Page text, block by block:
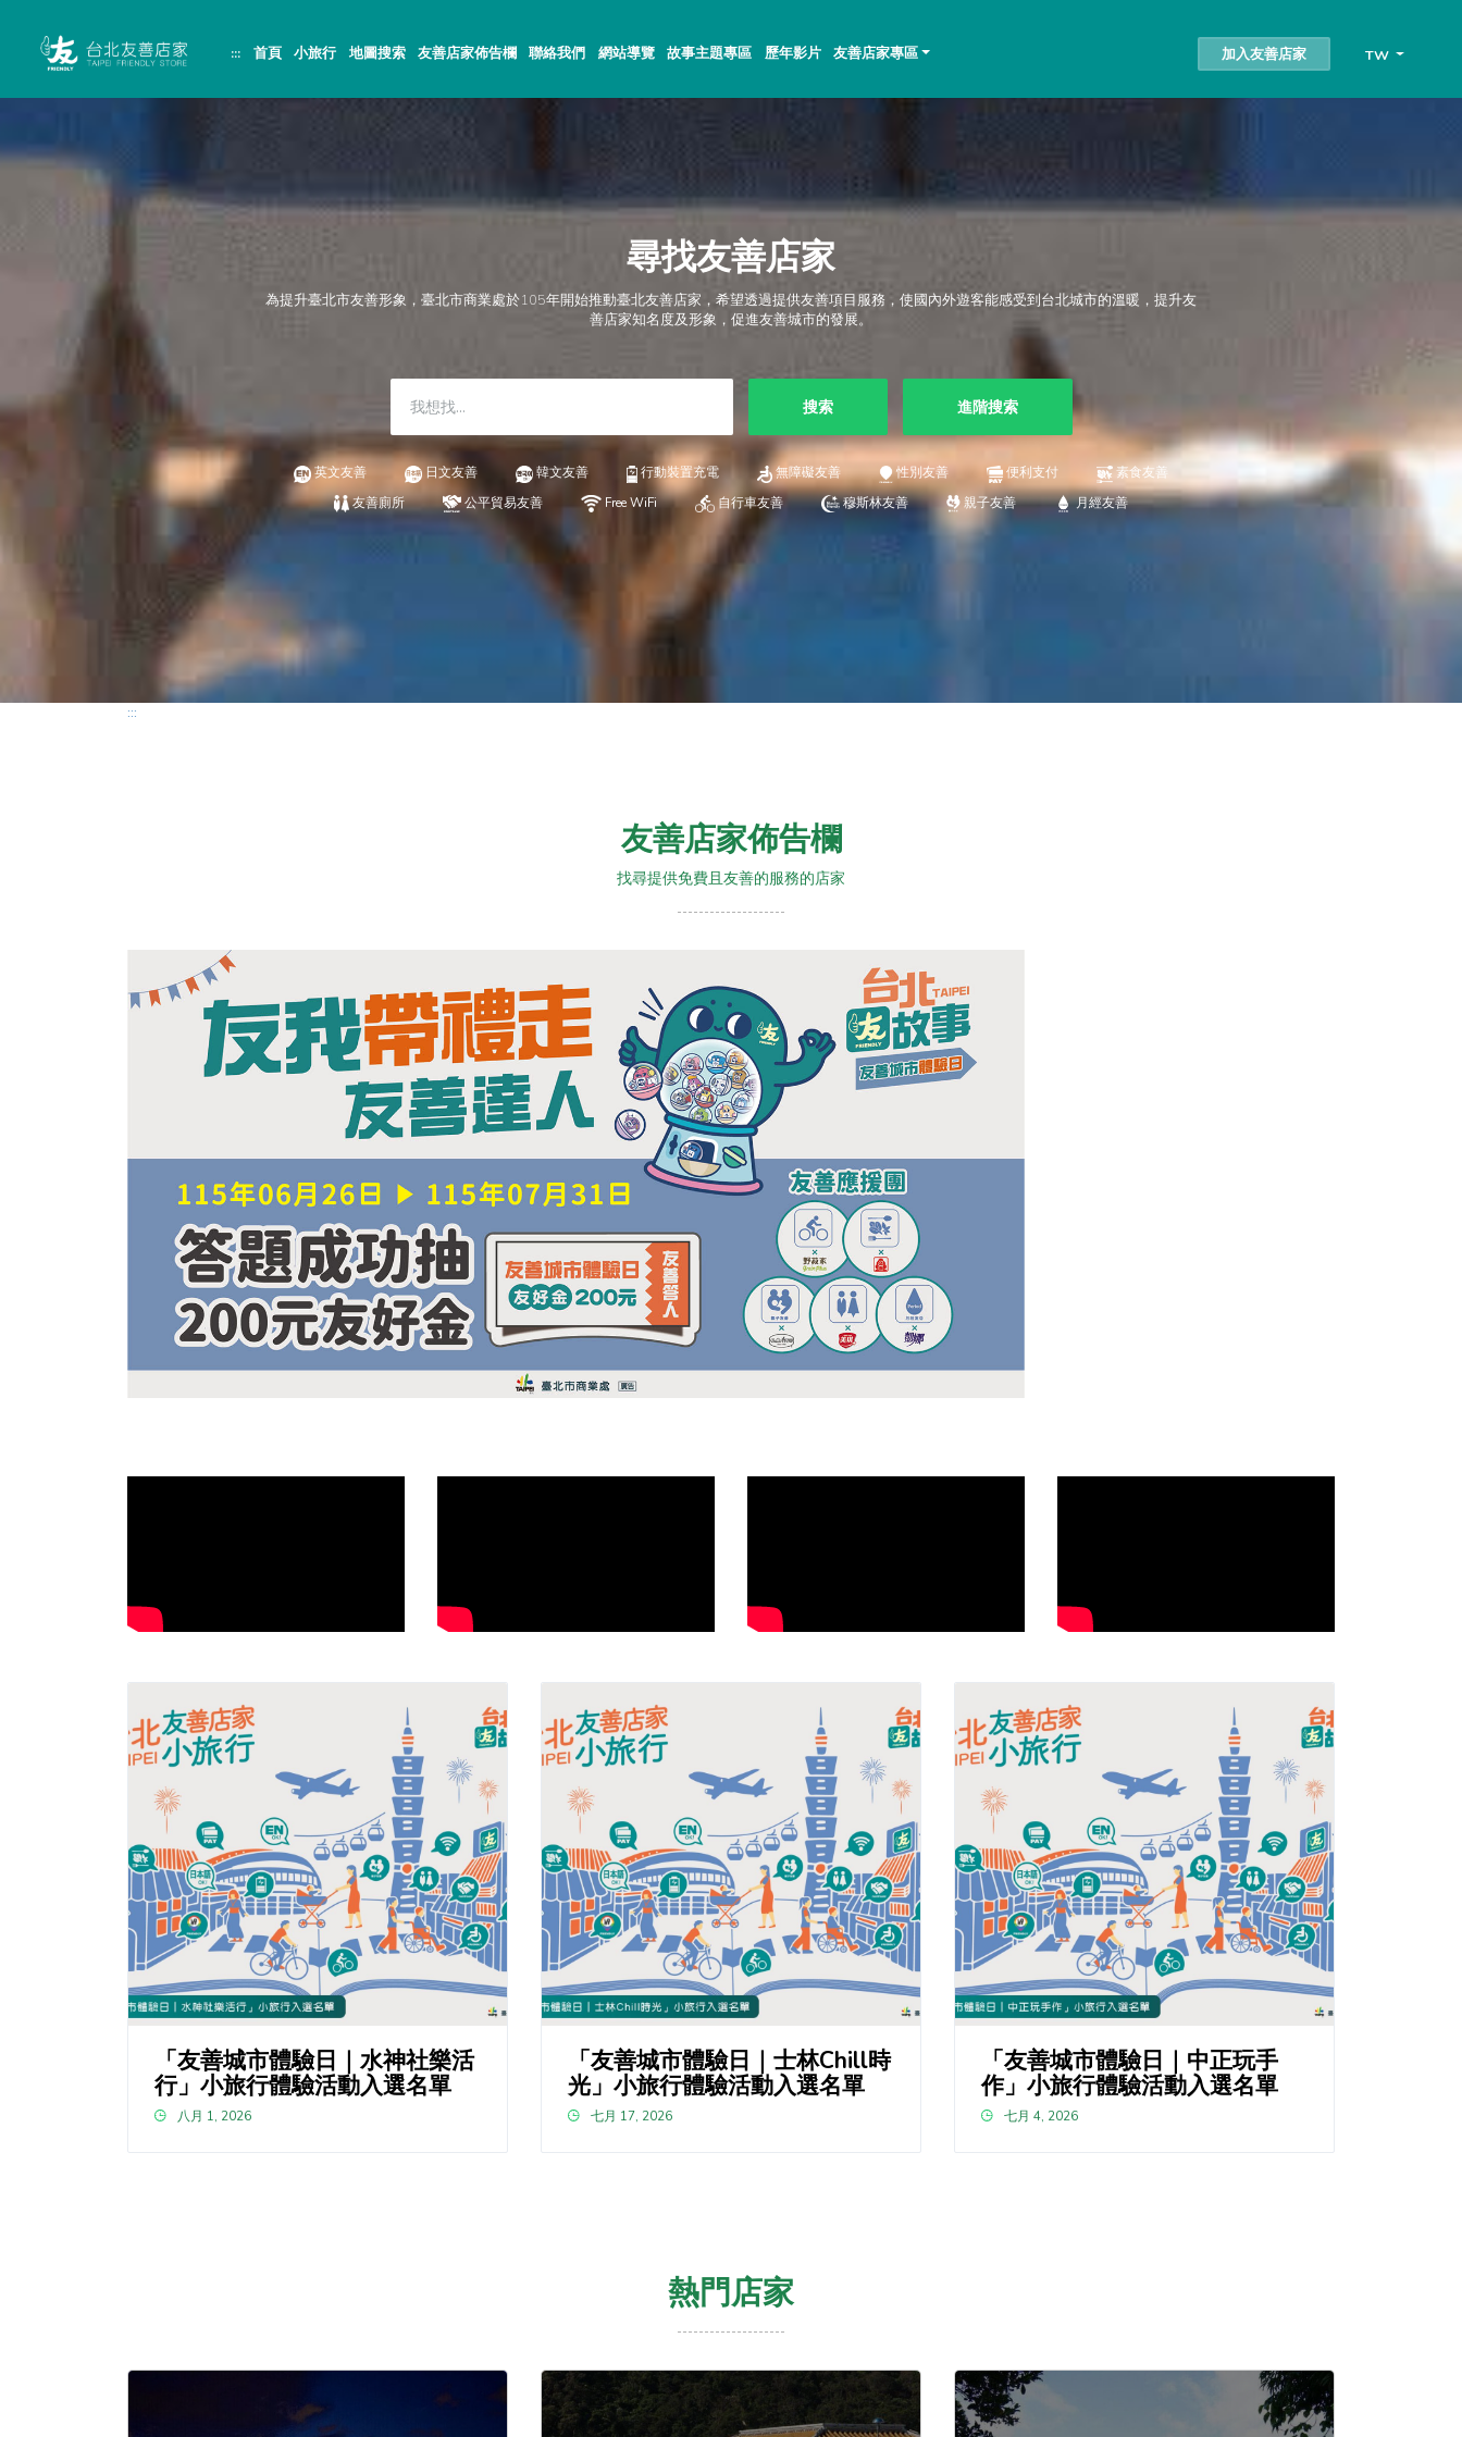
容
::: 首頁 小旅行 地圖搜索 友善店家佈告欄 聯絡我們 網站導覽 故事主題專區 歷年影片 友善店家專區 加入友善店家 TW
尋找友善店家
為提升臺北市友善形象，臺北市商業處於105年開始推動臺北友善店家，希望透過提供友善項目服務，使國內外遊客能感受到台北城市的溫暖，提升友
善店家知名度及形象，促進友善城市的發展。
搜索 進階搜索
英文友善 日文友善 韓文友善 行動裝置充電 無障礙友善 性別友善 便利支付
素食友善
友善廁所
公平貿易友善 Free WiFi 自行車友善 穆斯林友善 親子友善 月經友善
:::
友善店家佈告欄
找尋提供免費且友善的服務的店家
「友善城市體驗日｜水神社樂活
行」小旅行體驗活動入選名單
八月 1, 2026
「友善城市體驗日｜士林Chill時
光」小旅行體驗活動入選名單
七月 17, 2026
「友善城市體驗日｜中正玩手
作」小旅行體驗活動入選名單
七月 4, 2026
熱門店家